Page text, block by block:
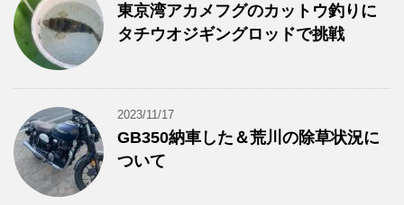
東京湾アカメフグのカットウ釣りに
タチウオジギングロッドで挑戦
2023/11/17
GB350納車した＆荒川の除草状況に
ついて